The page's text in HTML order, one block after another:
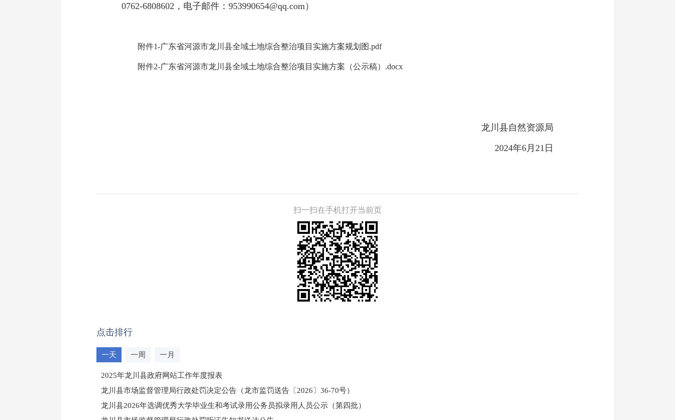
0762-6808602，电子邮件：953990654@qq.com）
附件1-广东省河源市龙川县全域土地综合整治项目实施方案规划图.pdf
附件2-广东省河源市龙川县全域土地综合整治项目实施方案（公示稿）.docx
龙川县自然资源局
2024年6月21日
扫一扫在手机打开当前页
点击排行
一天 一周 一月
2025年龙川县政府网站工作年度报表
龙川县市场监督管理局行政处罚决定公告（龙市监罚送告〔2026〕36-70号）
龙川县2026年选调优秀大学毕业生和考试录用公务员拟录用人员公示（第四批）